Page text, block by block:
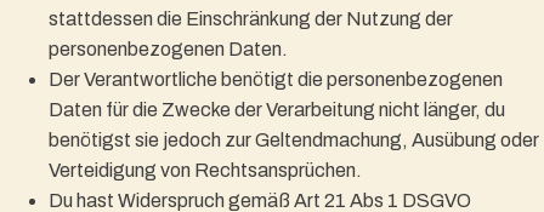
stattdessen die Einschränkung der Nutzung der
personenbezogenen Daten.
Der Verantwortliche benötigt die personenbezogenen
Daten für die Zwecke der Verarbeitung nicht länger, du
benötigst sie jedoch zur Geltendmachung, Ausübung oder
Verteidigung von Rechtsansprüchen.
Du hast Widerspruch gemäß Art 21 Abs 1 DSGVO